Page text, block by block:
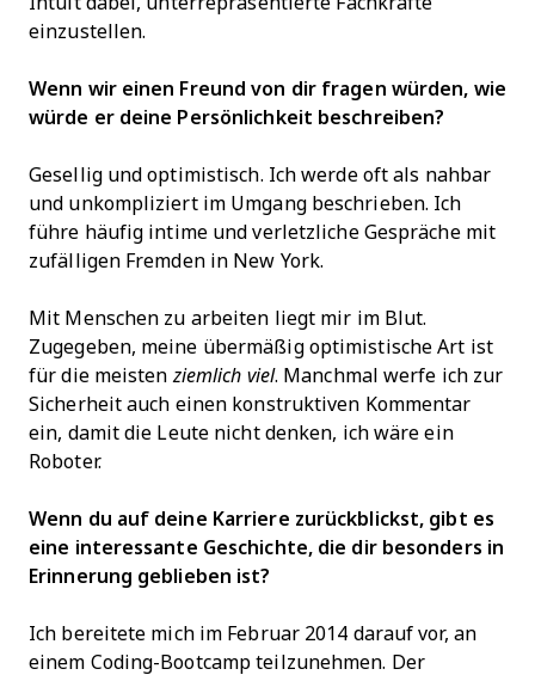
einzustellen.
Wenn wir einen Freund von dir fragen würden, wie
würde er deine Persönlichkeit beschreiben?
Gesellig und optimistisch. Ich werde oft als nahbar
und unkompliziert im Umgang beschrieben. Ich
führe häufig intime und verletzliche Gespräche mit
zufälligen Fremden in New York.
Mit Menschen zu arbeiten liegt mir im Blut.
Zugegeben, meine übermäßig optimistische Art ist
für die meisten ziemlich viel. Manchmal werfe ich zur
Sicherheit auch einen konstruktiven Kommentar
ein, damit die Leute nicht denken, ich wäre ein
Roboter.
Wenn du auf deine Karriere zurückblickst, gibt es
eine interessante Geschichte, die dir besonders in
Erinnerung geblieben ist?
Ich bereitete mich im Februar 2014 darauf vor, an
einem Coding-Bootcamp teilzunehmen. Der